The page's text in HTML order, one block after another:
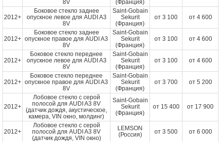
8V (Франция)
2012+
Боковое стекло заднее
опускное левое для AUDI A3
8V
Saint-Gobain
Sekurit
(Франция)
от 3 100 от 4 600
2012+
Боковое стекло заднее
опускное правое для AUDI A3
8V
Saint-Gobain
Sekurit
(Франция)
от 3 100 от 4 600
2012+
Боковое стекло переднее
опускное левое для AUDI A3
8V
Saint-Gobain
Sekurit
(Франция)
от 3 100 от 4 600
2012+
Боковое стекло переднее
опускное правое для AUDI A3
8V
Saint-Gobain
Sekurit
(Франция)
от 3 700 от 5 200
2012+
Лобовое стекло с серой
полосой для AUDI A3 8V
(датчик дождя, акустическое,
камера, VIN окно, молдинг)
Saint-Gobain
Sekurit
(Франция)
от 15 400 от 17 900
2012+
Лобовое стекло с серой
полосой для AUDI A3 8V
(датчик дождя, VIN окно)
LEMSON
(Россия)
от 3 500 от 6 000